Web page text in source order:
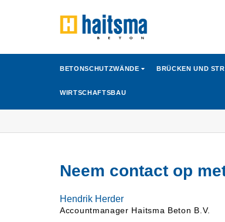
BETONSCHUTZWÄNDE BRÜCKEN UND
WIRTSCHAFTSBAU
Neem contact op
Hendrik Herder
Accountmanager Haitsma Beton B.V.